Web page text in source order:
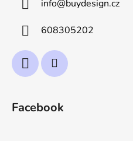
info@buydesign.cz
608305202
Facebook